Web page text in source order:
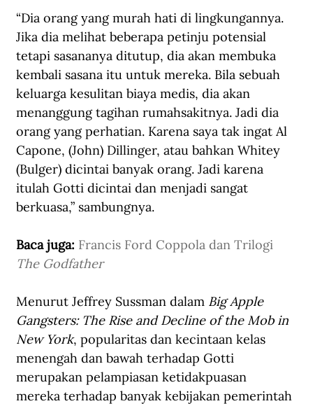
“Dia orang yang murah hati di lingkungannya.
Jika dia melihat beberapa petinju potensial
tetapi sasananya ditutup, dia akan membuka
kembali sasana itu untuk mereka. Bila sebuah
keluarga kesulitan biaya medis, dia akan
menanggung tagihan rumahsakitnya. Jadi dia
orang yang perhatian. Karena saya tak ingat Al
Capone, (John) Dillinger, atau bahkan Whitey
(Bulger) dicintai banyak orang. Jadi karena
itulah Gotti dicintai dan menjadi sangat
berkuasa,” sambungnya.
Baca juga: Francis Ford Coppola dan Trilogi
The Godfather
Menurut Jeffrey Sussman dalam Big Apple
Gangsters: The Rise and Decline of the Mob in
New York, popularitas dan kecintaan kelas
menengah dan bawah terhadap Gotti
merupakan pelampiasan ketidakpuasan
mereka terhadap banyak kebijakan pemerintah